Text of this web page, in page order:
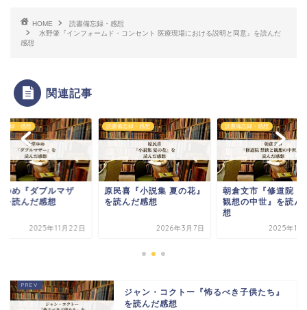
HOME
読書備忘録・感想
水野肇『インフォームド・コンセント 医療現場における説明と同意』を読んだ
感想
関連記事
忘録・感想
ゆめ『ダブルマザ
を読んだ感想
2025年11月22日
読書備忘録・感想
原民喜『小説集 夏の花』
を読んだ感想
2026年3月7日
読書備忘録・感想
朝倉文市『修道院 禁
観想の中世』を読ん
想
2025年11
ジャン・コクトー『怖るべき子供たち』
を読んだ感想